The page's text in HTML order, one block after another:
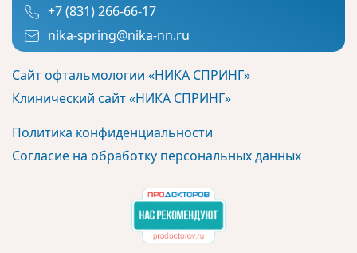
+7 (831) 266-66-17
nika-spring@nika-nn.ru
Сайт офтальмологии «НИКА СПРИНГ»
Клинический сайт «НИКА СПРИНГ»
Политика конфиденциальности
Согласие на обработку персональных данных